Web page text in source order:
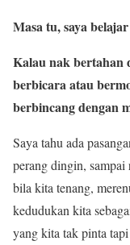
Masa tu, saya
Kalau nak bertahan
berbicara atau
berbincang dengan
Saya tahu ada
perang dingin, sampai
bila kita tenang,
kedudukan kita
yang kita tak pinta